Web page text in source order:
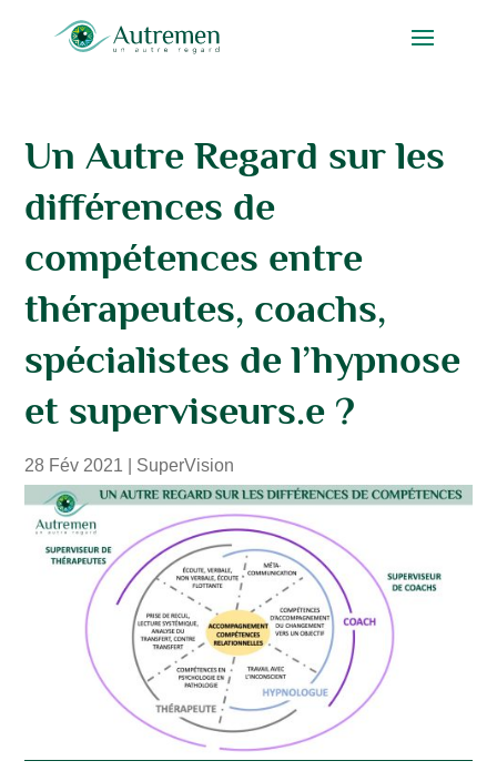
Un Autre Regard sur les
différences de
compétences entre
thérapeutes, coachs,
spécialistes de l’hypnose
et superviseurs.e ?
28 Fév 2021 SuperVision